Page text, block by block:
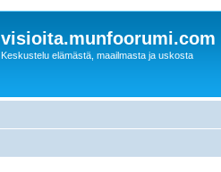
visioita.munfoorumi.com
Keskustelu elämästä, maailmasta ja uskosta